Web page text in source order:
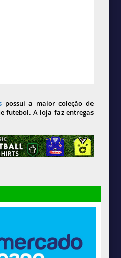
possui a maior coleção de
futebol. A loja faz entregas